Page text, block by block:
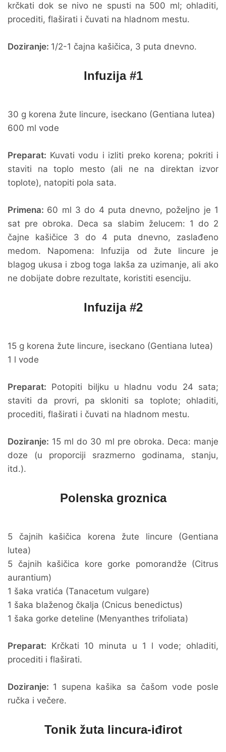
krčkati dok se nivo ne spusti na 500 ml; ohladiti,
procediti, flaširati i čuvati na hladnom mestu.
Doziranje: 1/2-1 čajna kašičica, 3 puta dnevno.
Infuzija #1
30 g korena žute lincure, iseckano (Gentiana lutea)
600 ml vode
Preparat: Kuvati vodu i izliti preko korena; pokriti i
staviti na toplo mesto (ali ne na direktan izvor
toplote), natopiti pola sata.
Primena: 60 ml 3 do 4 puta dnevno, poželjno je 1
sat pre obroka. Deca sa slabim želucem: 1 do 2
čajne kašičice 3 do 4 puta dnevno, zaslađeno
medom. Napomena: Infuzija od žute lincure je
blagog ukusa i zbog toga lakša za uzimanje, ali ako
ne dobijate dobre rezultate, koristiti esenciju.
Infuzija #2
15 g korena žute lincure, iseckano (Gentiana lutea)
1 l vode
Preparat: Potopiti biljku u hladnu vodu 24 sata;
staviti da provri, pa skloniti sa toplote; ohladiti,
procediti, flaširati i čuvati na hladnom mestu.
Doziranje: 15 ml do 30 ml pre obroka. Deca: manje
doze (u proporciji srazmerno godinama, stanju,
itd.).
Polenska groznica
5 čajnih kašičica korena žute lincure (Gentiana
lutea)
5 čajnih kašičica kore gorke pomorandže (Citrus
aurantium)
1 šaka vratića (Tanacetum vulgare)
1 šaka blaženog čkalja (Cnicus benedictus)
1 šaka gorke deteline (Menyanthes trifoliata)
Preparat: Krčkati 10 minuta u 1 l vode; ohladiti,
procediti i flaširati.
Doziranje: 1 supena kašika sa čašom vode posle
ručka i večere.
Tonik žuta lincura-iđirot